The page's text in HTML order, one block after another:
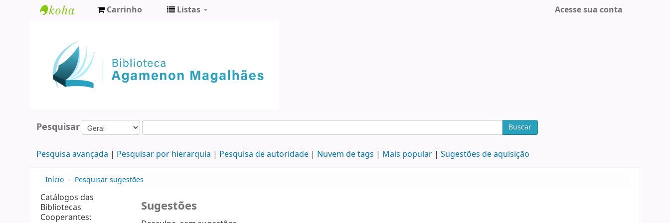
Agamenon
Magalhães
Carrinho Listas Acesse sua conta
Pesquisar Buscar
Pesquisa avançada Pesquisar por hierarquia Pesquisa de autoridade Nuvem de tags Mais popular Sugestões de aquisição
Início › Pesquisar sugestões
Catálogos das
Bibliotecas
Cooperantes:
Sugestões